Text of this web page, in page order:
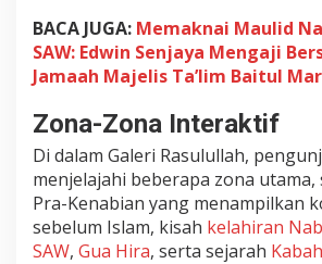
m
a
d
A
d
e
n
g
a
BACA JUGA: Memaknai Maulid
SAW: Edwin Senjaya Mengaji
Jamaah Majelis Ta’lim Baitul
Zona-Zona Interaktif
Di dalam Galeri Rasulullah,
menjelajahi beberapa zona
Pra-Kenabian yang menampilkan
sebelum Islam, kisah kelahiran
SAW, Gua Hira, serta sejarah Kabah